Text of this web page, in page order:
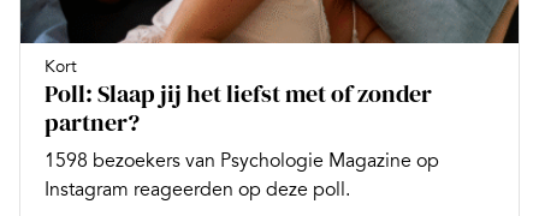
Kort
Poll: Slaap jij het liefst met of zonder
partner?
1598 bezoekers van Psychologie Magazine op
Instagram reageerden op deze poll.